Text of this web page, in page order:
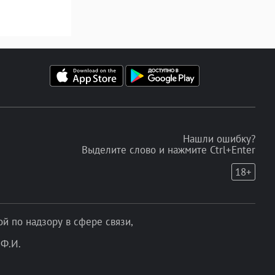
Нашли ошибку?
Выделите слово и нажмите Ctrl+Enter
18+
по надзору в сфере связи,
Ф.И.